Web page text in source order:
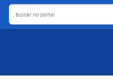
Buscar no portal